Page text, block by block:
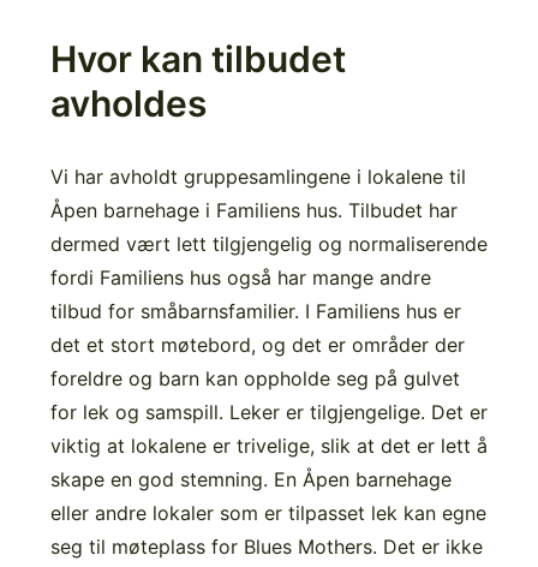
Hvor kan tilbudet
avholdes
Vi har avholdt gruppesamlingene i lokalene til
Åpen barnehage i Familiens hus. Tilbudet har
dermed vært lett tilgjengelig og normaliserende
fordi Familiens hus også har mange andre
tilbud for småbarnsfamilier. I Familiens hus er
det et stort møtebord, og det er områder der
foreldre og barn kan oppholde seg på gulvet
for lek og samspill. Leker er tilgjengelige. Det er
viktig at lokalene er trivelige, slik at det er lett å
skape en god stemning. En Åpen barnehage
eller andre lokaler som er tilpasset lek kan egne
seg til møteplass for Blues Mothers. Det er ikke